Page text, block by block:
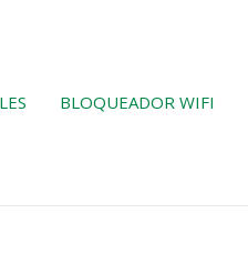
BLOQUEADOR WIFI